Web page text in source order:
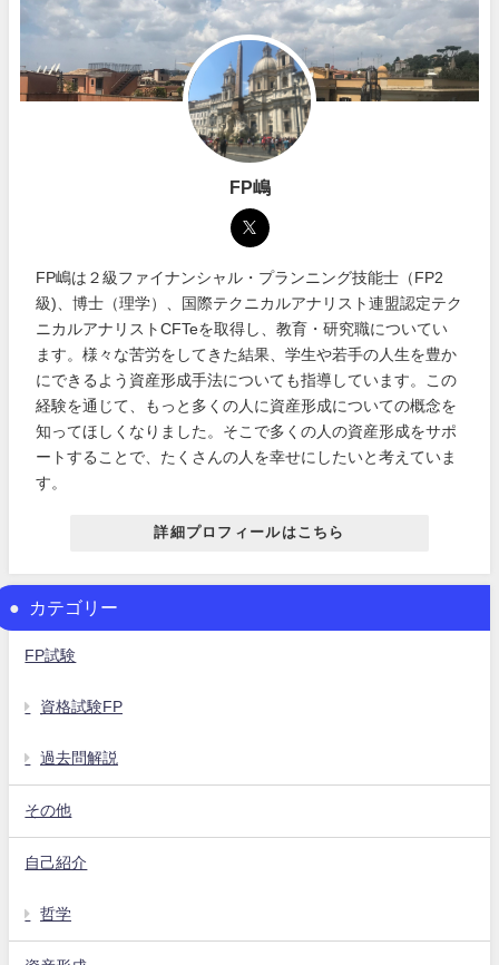
FP嶋
FP嶋は２級ファイナンシャル・プランニング技能士（FP2
級)、博士（理学）、国際テクニカルアナリスト連盟認定テク
ニカルアナリストCFTeを取得し、教育・研究職についてい
ます。様々な苦労をしてきた結果、学生や若手の人生を豊か
にできるよう資産形成手法についても指導しています。この
経験を通じて、もっと多くの人に資産形成についての概念を
知ってほしくなりました。そこで多くの人の資産形成をサポ
ートすることで、たくさんの人を幸せにしたいと考えていま
す。
詳細プロフィールはこちら
カテゴリー
FP試験
資格試験FP
過去問解説
その他
自己紹介
哲学